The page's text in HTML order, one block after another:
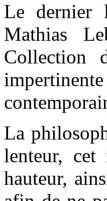
Le
Mathias
Collection
La
lenteur, cet
hauteur,